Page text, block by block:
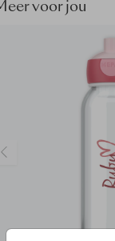
voor jou